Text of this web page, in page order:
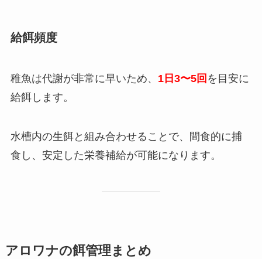
給餌頻度
稚魚は代謝が非常に早いため、 1日3〜5回 を目安に
給餌します。
水槽内の生餌と組み合わせることで、間食的に捕
食し、安定した栄養補給が可能になります。
アロワナの餌管理まとめ